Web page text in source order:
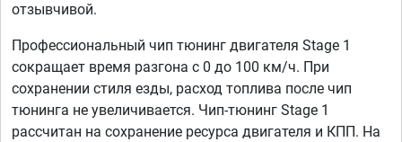
отзывчивой.
Профессиональный чип тюнинг двигателя Stage 1
сокращает время разгона с 0 до 100 км/ч. При
сохранении стиля езды, расход топлива после чип
тюнинга не увеличивается. Чип-тюнинг Stage 1
рассчитан на сохранение ресурса двигателя и КПП. На